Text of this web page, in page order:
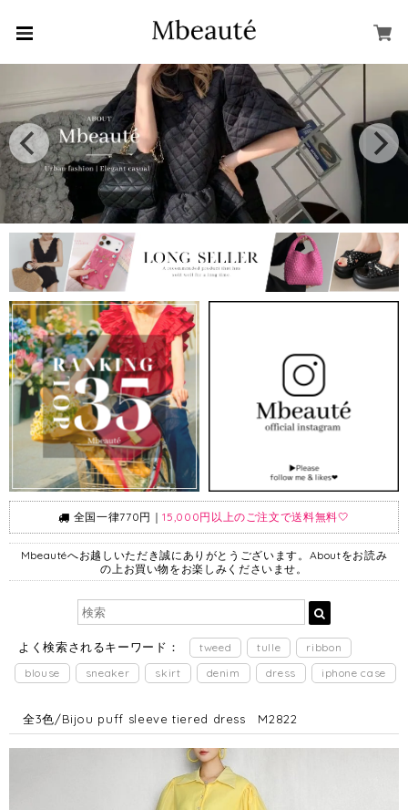
全国一律770円｜15,000円以上のご注文で送料無料🤍
Mbeautéへお越しいただき誠にありがとうございます。Aboutをお読み
の上お買い物をお楽しみくださいませ。
よく検索されるキーワード： tweed tulle
ribbon
blouse
sneaker skirt denim dress iphone case
全3色/Bijou puff sleeve tiered dress M2822